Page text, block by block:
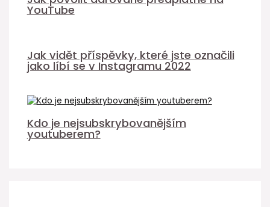
YouTube
Jak vidět příspěvky, které jste označili
jako líbí se v Instagramu 2022
Kdo je nejsubskrybovanějším
youtuberem?